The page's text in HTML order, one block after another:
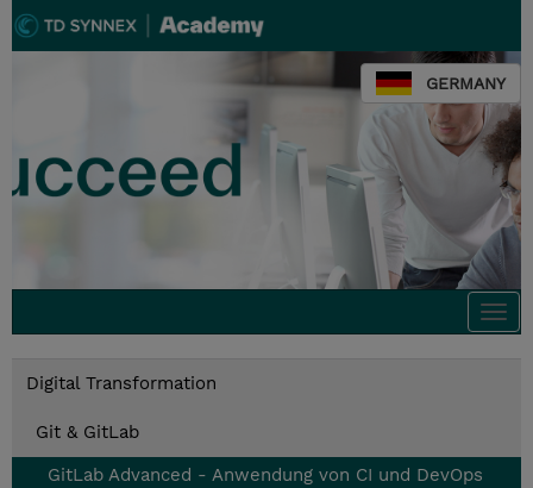
GERMANY
Digital Transformation
Git & GitLab
GitLab Advanced - Anwendung von CI und DevOps